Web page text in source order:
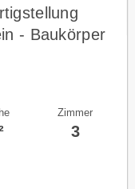
- Baukörper
Zimmer
3